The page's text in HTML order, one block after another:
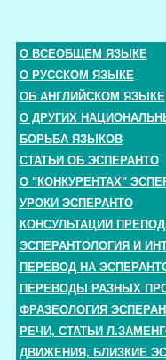
О ВСЕОБЩЕМ ЯЗЫКЕ
О РУССКОМ ЯЗЫКЕ
ОБ АНГЛИЙСКОМ ЯЗЫКЕ
О ДРУГИХ
БОРЬБА ЯЗЫКОВ
СТАТЬИ ОБ ЭСПЕРАНТО
О "КОНКУРЕНТАХ"
УРОКИ ЭСПЕРАНТО
КОНСУЛЬТАЦИИ
ЭСПЕРАНТОЛОГИЯ И
ПЕРЕВОД НА
ПЕРЕВОДЫ РАЗНЫХ
ФРАЗЕОЛОГИЯ
РЕЧИ, СТАТЬИ
ДВИЖЕНИЯ, БЛИЗКИЕ